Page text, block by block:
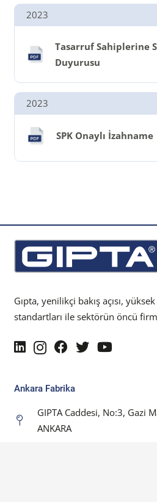
2023
Tasarruf Sahiplerine
Duyurusu
2023
SPK Onaylı İzahname
Gıpta, yenilikçi bakış açısı,
standartları ile sektörün öncü
Ankara Fabrika
GIPTA Caddesi, No:3, Gazi
ANKARA